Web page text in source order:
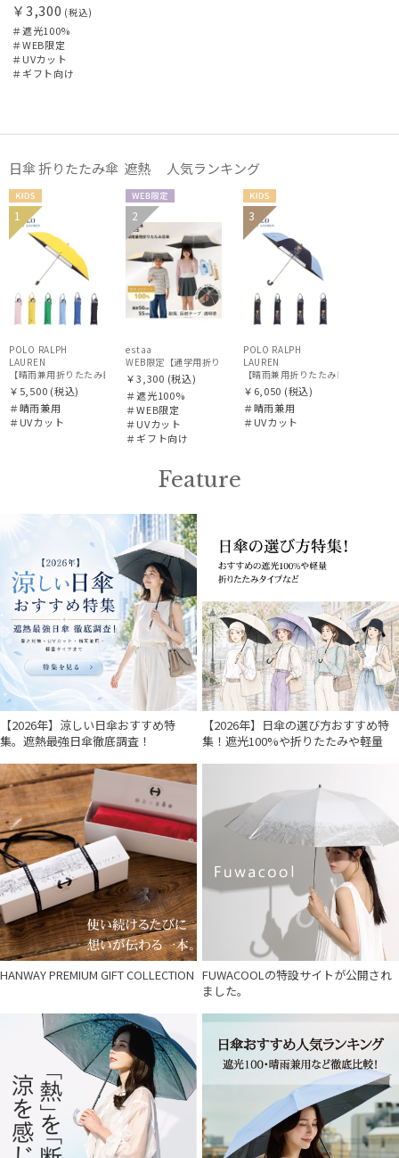
その他
カラー
販売状況
入荷状況
￥3,300 (税込)
＃遮光100%
＃WEB限定
＃UVカット
＃ギフト向け
日傘 折りたたみ傘 遮熱 人気ランキング
KIDS
1
POLO RALPH
LAUREN
【晴雨兼用折りたたみ日傘】ポロ ラルフ ローレン (POLO RALPH LAUREN) ストライプグ
￥5,500 (税込)
＃晴雨兼用
＃UVカット
WEB限
定
ギフト
向け
KIDS
2
estaa
WEB限定【通学用折りたたみ日傘】キッズ日傘 プレーン 遮
￥3,300 (税込)
＃遮光100%
＃WEB限定
＃UVカット
＃ギフト向け
KIDS
3
POLO RALPH
LAUREN
【晴雨兼用折りたたみ日傘】ポロ
￥6,050 (税込)
＃晴雨兼用
＃UVカット
Feature
【2026年】涼しい日傘おすすめ特
集。遮熱最強日傘徹底調査！
【2026年】日傘の選び方おすすめ特
集！遮光100%や折りたたみや軽量
HANWAY PREMIUM GIFT COLLECTION FUWACOOLの特設サイトが公開され
ました。